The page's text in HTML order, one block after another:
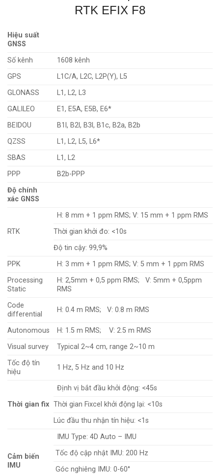
RTK EFIX F8
Hiệu suất
GNSS
Số kênh
1608 kênh
GPS
L1C/A, L2C, L2P(Y), L5
GLONASS
L1, L2, L3
GALILEO
E1, E5A, E5B, E6*
BEIDOU
B1l, B2l, B3l, B1c, B2a, B2b
QZSS
L1, L2, L5, L6*
SBAS
L1, L2
PPP
B2b-PPP
Độ chính
xác GNSS
RTK
H: 8 mm + 1 ppm RMS; V: 15 mm + 1 ppm RMS
Thời gian khởi đo: <10s
Độ tin cậy: 99,9%
PPK
H: 3 mm + 1 ppm RMS; V: 5 mm + 1 ppm RMS
Processing
Static
H: 2,5mm + 0,5 ppm RMS; V: 5mm + 0,5ppm
RMS
Code
differential
H: 0.4 m RMS; V: 0.8 m RMS
Autonomous
H: 1.5 m RMS; V: 2.5 m RMS
Visual survey
Typical 2~4 cm, range 2~10 m
Tốc độ tín
hiệu
1 Hz, 5 Hz and 10 Hz
Thời gian fix
Định vị bắt đầu khởi động: <45s
Thời gian Fixcel khởi động lại: <10s
Lúc đầu thu nhận tín hiệu: <1s
Cảm biến
IMU
IMU Type: 4D Auto – IMU
Tốc độ cập nhật IMU: 200 Hz
Góc nghiêng IMU: 0-60°